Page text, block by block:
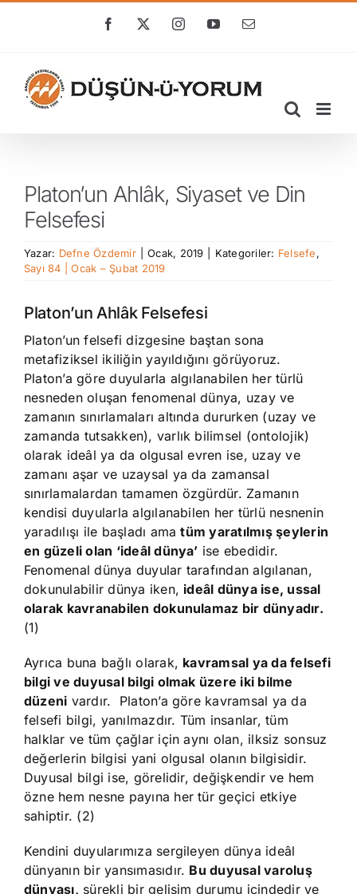
Facebook
X InstagramYouTube
E-
Platon’un Ahlâk, Siyaset ve Din
Felsefesi
Yazar: Defne Özdemir Ocak, 2019 Kategoriler: Felsefe,
Sayı 84 | Ocak – Şubat 2019
Platon’un Ahlâk Felsefesi
Platon’un felsefi dizgesine baştan sona
metafiziksel ikiliğin yayıldığını görüyoruz.
Platon’a göre duyularla algılanabilen her türlü
nesneden oluşan fenomenal dünya, uzay ve
zamanın sınırlamaları altında dururken (uzay ve
zamanda tutsakken), varlık bilimsel (ontolojik)
olarak ideâl ya da olgusal evren ise, uzay ve
zamanı aşar ve uzaysal ya da zamansal
sınırlamalardan tamamen özgürdür. Zamanın
kendisi duyularla algılanabilen her türlü nesnenin
yaradılışı ile başladı amatüm yaratılmış şeylerin
en güzeli olan ‘ideâl dünya’ ise ebedidir.
Fenomenal dünya duyular tarafından algılanan,
dokunulabilir dünya iken, ideâl dünya ise, ussal
olarak kavranabilen dokunulamaz bir dünyadır.
(1)
Ayrıca buna bağlı olarak, kavramsal ya da felsefi
bilgi ve duyusal bilgi olmak üzere iki bilme
düzeni vardır. Platon’a göre kavramsal ya da
felsefi bilgi, yanılmazdır. Tüm insanlar, tüm
halklar ve tüm çağlar için aynı olan, ilksiz sonsuz
değerlerin bilgisi yani olgusal olanın bilgisidir.
Duyusal bilgi ise, görelidir, değişkendir ve hem
özne hem nesne payına her tür geçici etkiye
sahiptir. (2)
Kendini duyularımıza sergileyen dünya ideâl
dünyanın bir yansımasıdır. Bu duyusal varoluş
dünyası, sürekli bir gelişim durumu içindedir ve